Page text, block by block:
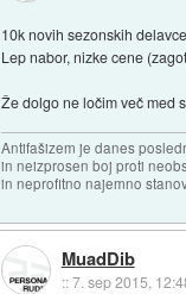
10k novih sezonskih
Lep nabor, nizke cene
Že dolgo ne ločim več med
Antifašizem je danes
in neizprosen boj proti
in neprofitno najemno
MuadDib
::7. sep 2015,